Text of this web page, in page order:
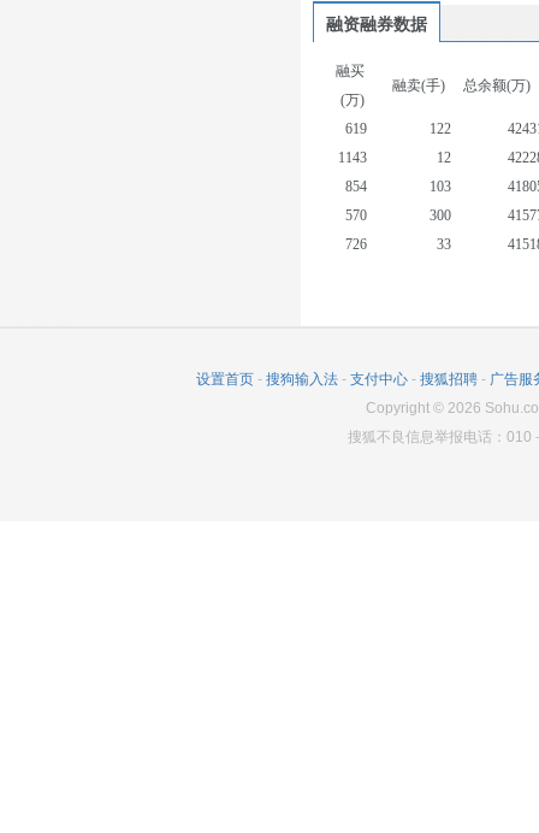
融资融券数据
融买
(万)
融卖(手) 总余额(万)
619 122
1143
12
854
103
570
300
726
33
372
154
368
254
设置首页 - 搜狗输入法 - 支付中心 - 搜狐招聘 - 广告服
Copyright© 2026
搜狐不良信息举报电话：010